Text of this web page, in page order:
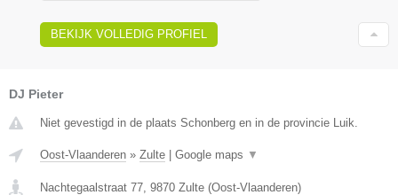
BEKIJK VOLLEDIG PROFIEL
DJ Pieter
Niet gevestigd in de plaats Schonberg en in de provincie Luik.
Oost-Vlaanderen » Zulte Google maps ▼
Nachtegaalstraat 77 9870 Zulte (Oost-Vlaanderen)